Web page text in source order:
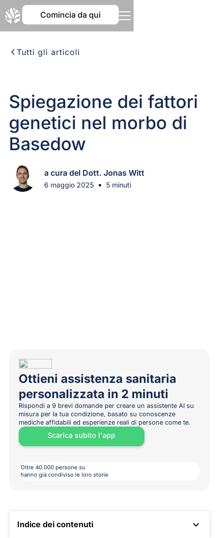
Comincia da qui
Tutti gli articoli
Spiegazione dei fattori
genetici nel morbo di
Basedow
a cura del Dott. Jonas Witt
6 maggio 2025 • 5 minuti
Ottieni assistenza sanitaria
personalizzata in 2 minuti
Rispondi a 9 brevi domande per creare un assistente AI su
misura per la tua condizione, basato su conoscenze
mediche affidabili ed esperienze reali di persone come te.
Scarica subito l'app
Oltre 40.000 persone su
hanno già condiviso le loro storie
Indice dei contenuti